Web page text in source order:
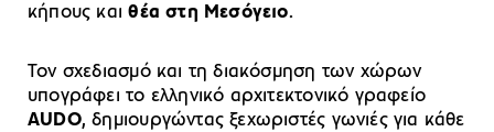
κήπους καιθέα στη Μεσόγειο.
Τον σχεδιασμό και τη διακόσμηση των χώρων
υπογράφει το ελληνικό αρχιτεκτονικό γραφείο
AUDO, δημιουργώντας ξεχωριστές γωνιές για κάθε